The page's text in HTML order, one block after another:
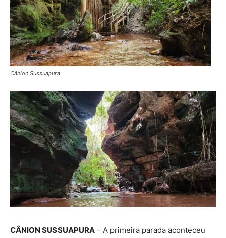
Cânion Sussuapura
CÂNION SUSSUAPURA – A primeira parada aconteceu